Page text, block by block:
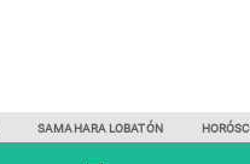
SAMAHARA LOBATÓN